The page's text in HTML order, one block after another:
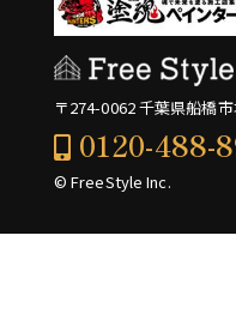
〒274-0062 千葉県船橋
0120-488-
© FreeStyle Inc.